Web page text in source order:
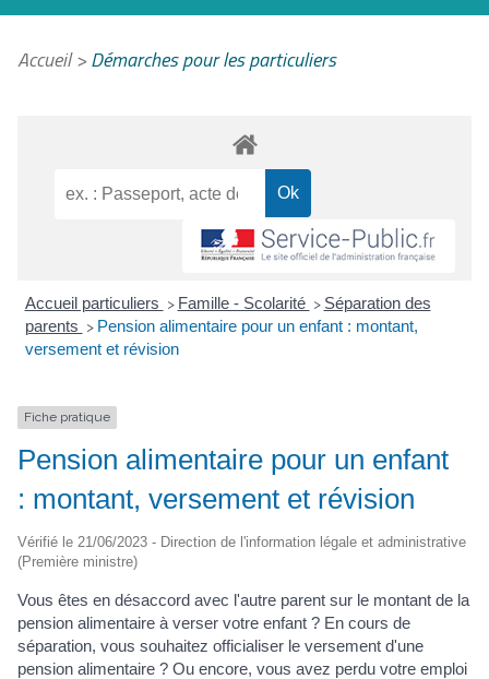
Accueil>Démarches pour les particuliers
Accueil particuliers > Famille - Scolarité > Séparation des
parents > Pension alimentaire pour un enfant : montant,
versement et révision
Fiche pratique
Pension alimentaire pour un enfant
: montant, versement et révision
Vérifié le 21/06/2023 - Direction de l'information légale et administrative
(Première ministre)
Vous êtes en désaccord avec l'autre parent sur le montant de la
pension alimentaire à verser votre enfant ? En cours de
séparation, vous souhaitez officialiser le versement d'une
pension alimentaire ? Ou encore, vous avez perdu votre emploi